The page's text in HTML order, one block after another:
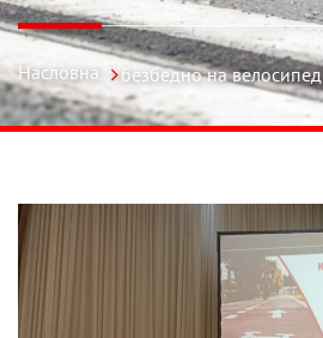
Насловна безбедно на велосипед